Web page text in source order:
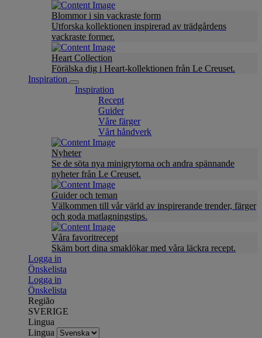
Blommor i sin vackraste form
Utforska kollektionen inspirerad av trädgårdens
vackraste former.
Heart Collection
Förälska dig i Heart-kollektionen från Le Creuset.
Inspiration
Inspiration
Recept
Guider
Våre färger
Vårt håndverk
Nyheter
Se de söta nya minigrytorna och andra spännande
nyheter från Le Creuset.
Guider och teman
Välkommen till vår värld av inspirerande trender, färger
och goda matlagningstips.
Våra favoritrecept
Skäm bort dina smaklökar med våra läckra recept.
Logga in
Önskelista
Logga in
Önskelista
Região
SVERIGE
Lingua
Lingua